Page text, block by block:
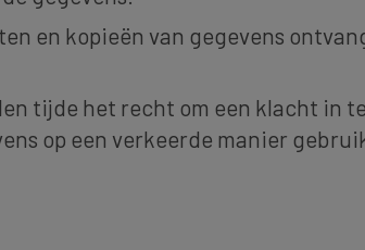
en kopieën van gegevens
tijde het recht om een klacht in
op een verkeerde manier